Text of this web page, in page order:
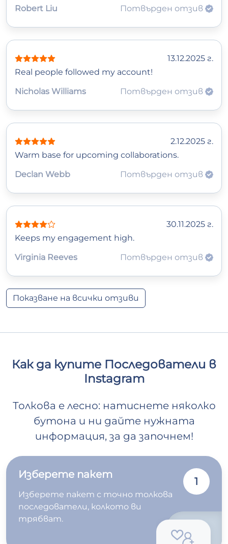
Robert Liu Потвърден отзив
13.12.2025 г.
Real people followed my account!
Nicholas Williams
Потвърден отзив
2.12.2025 г.
Warm base for upcoming collaborations.
Declan Webb
Потвърден отзив
30.11.2025 г.
Keeps my engagement high.
Virginia Reeves
Потвърден отзив
Показване на всички отзиви
Как да купите Последователи в
Instagram
Толкова е лесно: натиснете няколко
бутона и ни дайте нужната
информация, за да започнем!
Изберете пакет
Изберете пакет с точно толкова
последователи, колкото ви
трябват.
1